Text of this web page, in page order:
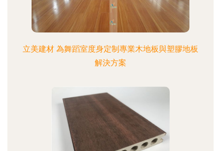
立美建材 為舞蹈室度身定制專業木地板與塑膠地板
解決方案